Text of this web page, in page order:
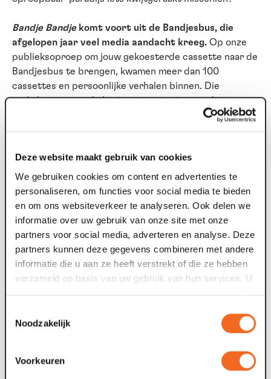
Deze website maakt gebruik van cookies
We gebruiken cookies om content en advertenties te
personaliseren, om functies voor social media te bieden
en om ons websiteverkeer te analyseren. Ook delen we
informatie over uw gebruik van onze site met onze
partners voor social media, adverteren en analyse. Deze
partners kunnen deze gegevens combineren met andere
informatie die u aan ze heeft verstrekt of die ze hebben
verzameld op basis van uw gebruik van hun services. U
gaat akkoord met onze cookies als u onze website blijft
Noodzakelijk
Voorkeuren
Bandje Bandjekomt voort uit de Bandjesbus, die
afgelopen jaar veel media aandacht kreeg. Op onze
publieksoproep om jouw gekoesterde cassette naar de
Bandjesbus te brengen, kwamen meer dan 100
cassettes en persoonlijke verhalen binnen. Die
verhalen vormen de basis en inspiratie voor deze
Per voorstelling zijn beperkt aantal plaatsen (voor 18
personen). De voorstelling start op meerdere
momenten per dag.
Er zijn 6 verschillende wandelroutes ieder met een
exclusief verhaal.
Iedere route duurt ongeveer 50 minuten.
Je beleeft de audioroute alleen.
Je ticket is geldig voor 1 van de 6 routes.
Wil je meerdere routes beleven op dezelfde
entreekaart met een andere aanvangstijd. (NB: zorg
dat er minimaal 1 uur tussen beiden aanvangstijden
zit zodat beiden tours elkaar niet overlappen).